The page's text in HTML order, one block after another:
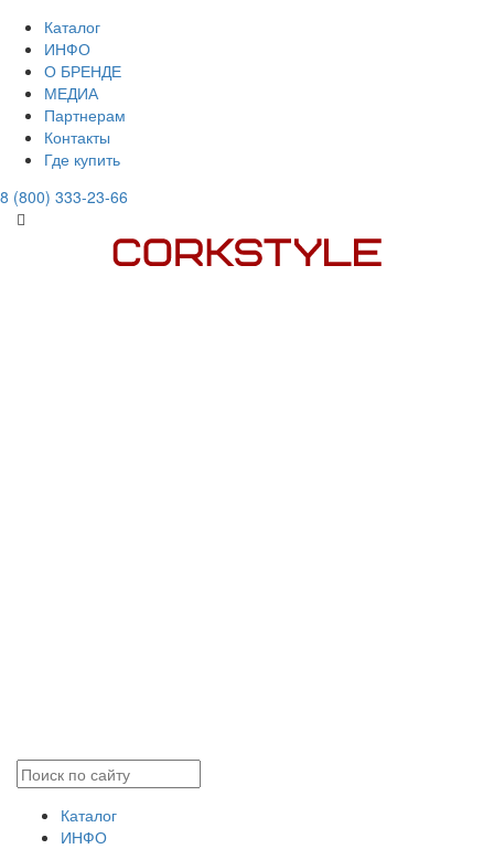
Каталог
ИНФО
О БРЕНДЕ
МЕДИА
Партнерам
Контакты
Где купить
8 (800) 333-23-66
Каталог
ИНФО